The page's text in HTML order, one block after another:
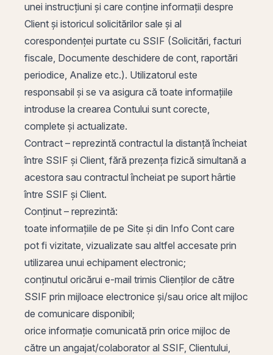
unei instrucțiuni și care conține informații despre
Client și istoricul solicitărilor sale și al
corespondenței purtate cu SSIF (Solicitări, facturi
fiscale, Documente deschidere de cont, raportări
periodice, Analize etc.). Utilizatorul este
responsabil și se va asigura că toate informațiile
introduse la crearea Contului sunt corecte,
complete și actualizate.
Contract – reprezintă contractul la distanță încheiat
între SSIF și Client, fără prezența fizică simultană a
acestora sau contractul încheiat pe suport hârtie
între SSIF și Client.
Conținut – reprezintă:
toate informațiile de pe Site și din Info Cont care
pot fi vizitate, vizualizate sau altfel accesate prin
utilizarea unui echipament electronic;
conținutul oricărui e-mail trimis Clienților de către
SSIF prin mijloace electronice și/sau orice alt mijloc
de comunicare disponibil;
orice informație comunicată prin orice mijloc de
către un angajat/colaborator al SSIF, Clientului,